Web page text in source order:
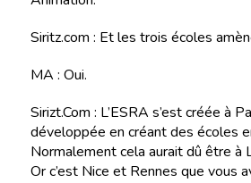
Siritz.com : Et les trois écoles
MA : Oui.
Sirizt.Com : L’ESRA s’est créée à
développée en créant des écoles
Normalement cela aurait dû être à
Or c’est Nice et Rennes que vous